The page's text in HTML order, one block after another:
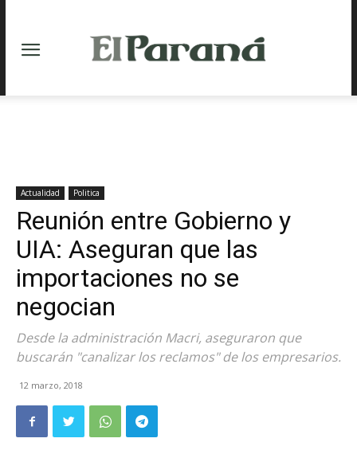
Actualidad Politica
Reunión entre Gobierno y
UIA: Aseguran que las
importaciones no se
negocian
Desde la administración Macri, aseguraron que
buscarán "canalizar los reclamos" de los empresarios.
12 marzo, 2018